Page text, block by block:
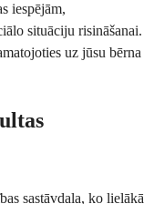
iespējām,
situāciju risināšanai.
uz jūsu bērna
sastāvdaļa, ko lielākā